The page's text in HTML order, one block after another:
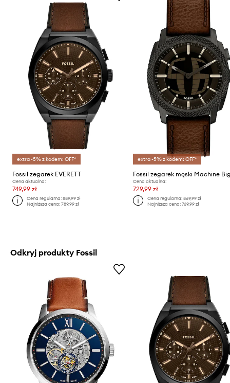
extra -5% z kodem: OFF*
Fossil zegarek EVERETT
Cena aktualna:
749,99 zł
Cena regularna:889,99 zł
Najniższa cena:789,99 zł
extra -5% z kodem: OFF*
Fossil zegarek męski Machine
Cena aktualna:
729,99 zł
Cena regularna: 869,99 zł
Najniższa cena: 769,99 zł
Odkryj produkty Fossil